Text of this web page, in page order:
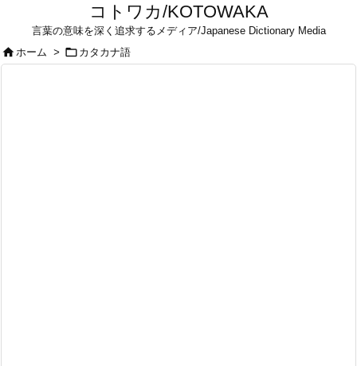
コトワカ/KOTOWAKA
言葉の意味を深く追求するメディア/Japanese Dictionary Media
ホーム >  カタカナ語